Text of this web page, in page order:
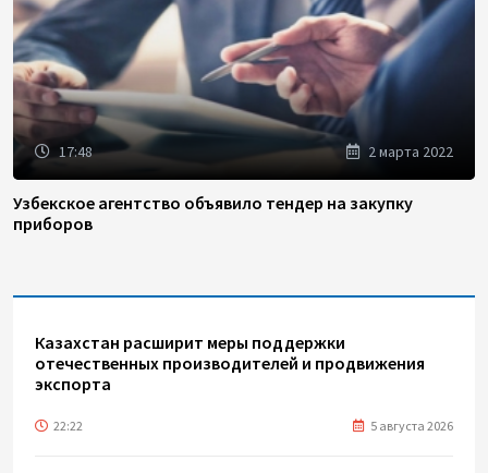
17:48 2 марта 2022
Узбекское агентство объявило тендер на закупку
приборов
Казахстан расширит меры поддержки
отечественных производителей и продвижения
экспорта
22:22 5 августа 2026